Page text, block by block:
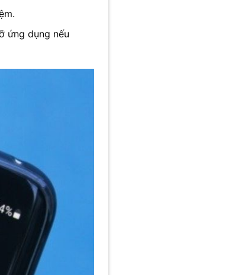
ứng dụng nếu